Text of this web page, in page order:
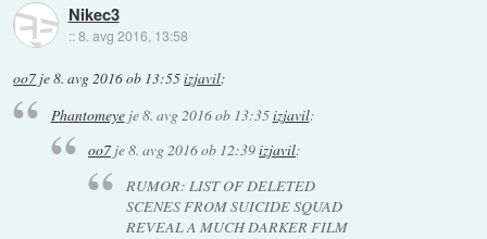
Nikec3
::8. avg 2016, 13:58
oo7 je8. avg 2016 ob 13:55izjavil:
Phantomeyeje8. avg 2016 ob 13:35izjavil:
oo7je8. avg 2016 ob 12:39izjavil:
RUMOR: LIST OF DELETED
SCENES FROM SUICIDE SQUAD
REVEAL A MUCH DARKER FILM